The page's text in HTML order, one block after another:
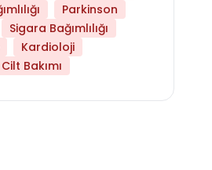
Parkinson
Sigara Bağımlılığı
Kardioloji
Cilt Bakımı